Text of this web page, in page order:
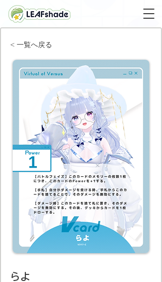
らよ
< 一覧へ戻る